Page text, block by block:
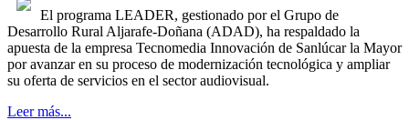
El programa LEADER, gestionado por el Grupo de
Desarrollo Rural Aljarafe-Doñana (ADAD), ha respaldado la
apuesta de la empresa Tecnomedia Innovación de Sanlúcar la Mayor
por avanzar en su proceso de modernización tecnológica y ampliar
su oferta de servicios en el sector audiovisual.
Leer más...